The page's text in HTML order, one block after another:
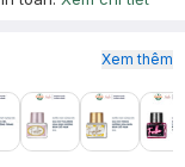
Xem thêm